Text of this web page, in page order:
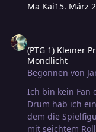
erschienenen
herzlich dazu
Ma Kai15. März
(PTG 1) Kleiner
Mondlicht
Begonnen von
Ich bin kein Fan
Drum hab ich
dem die
mit seichtem